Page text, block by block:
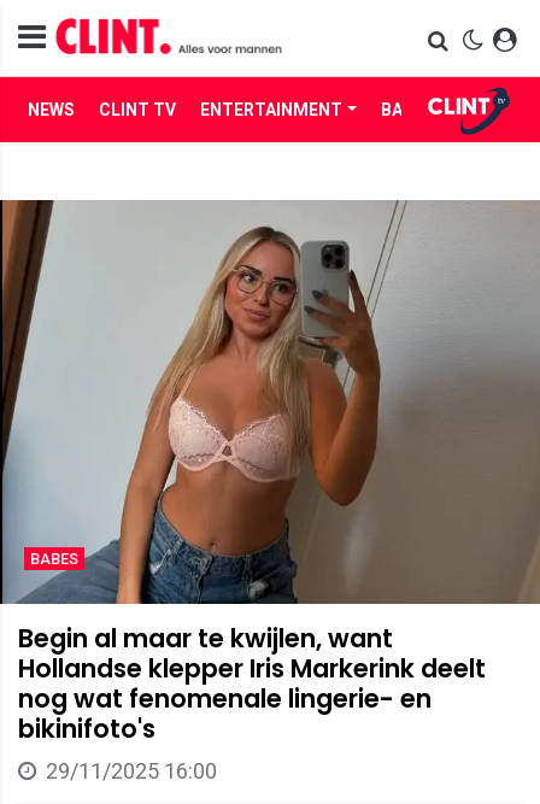
NEWS CLINT TV ENTERTAINMENT BABES LIFE
BABES
Begin al maar te kwijlen, want
Hollandse klepper Iris Markerink deelt
nog wat fenomenale lingerie- en
bikinifoto's
29/11/2025 16:00